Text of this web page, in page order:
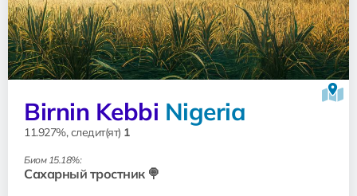
Birnin Kebbi Nigeria
11.927%, следит(ят) 1
Биом 15.18%:
Сахарный тростник 🍭